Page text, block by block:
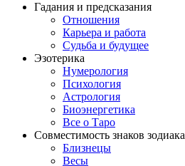
Гадания и предсказания
Отношения
Карьера и работа
Cудьба и будущее
Эзотерика
Нумерология
Психология
Астрология
Биоэнергетика
Все о Таро
Совместимость знаков зодиака
Близнецы
Весы